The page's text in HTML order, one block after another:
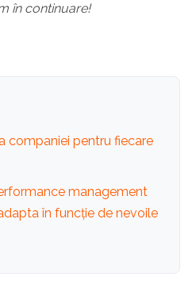
în continuare!
companiei pentru fiecare
management
în funcție de nevoile